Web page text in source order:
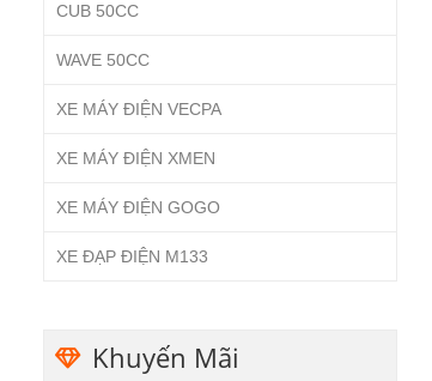
CUB 50CC
WAVE 50CC
XE MÁY ĐIỆN VECPA
XE MÁY ĐIỆN XMEN
XE MÁY ĐIỆN GOGO
XE ĐẠP ĐIỆN M133
Khuyến Mãi